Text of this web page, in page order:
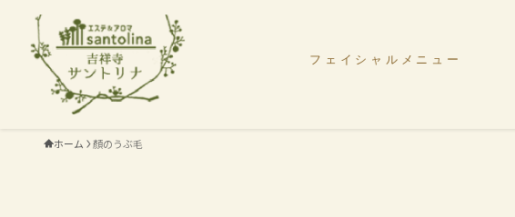
フェイシャルメニュー
ホーム 顏のうぶ毛